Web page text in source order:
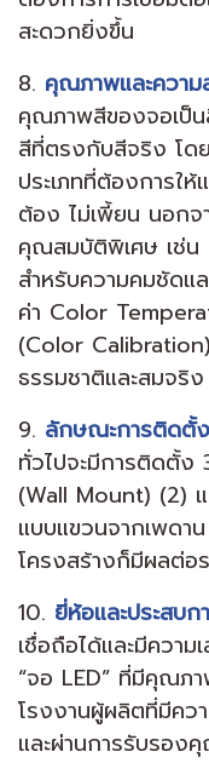
สะดวกยิ่งขึ้น
8. คุณภาพและควา
คุณภาพสีของจอเป็
สีที่ตรงกับสีจริง โด
ประเภทที่ต้องการใ
ต้อง ไม่เพี้ยน นอกจ
คุณสมบัติพิเศษ เช่น
สำหรับความคมชัดแ
ค่า Color
(Color
ธรรมชาติและสมจริง
9. ลักษณะการติดตั้
ทั่วไปจะมีการติดตั้ง
(Wall Mount) (2)
แบบแขวนจากเพดา
โครงสร้างก็มีผลต่อ
10. ยี่ห้อและประสบ
เชื่อถือได้และมีควา
“จอ LED” ที่มีคุณภา
โรงงานผู้ผลิตที่มีค
และผ่านการรับรอง